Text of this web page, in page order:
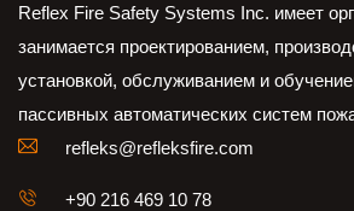
Reflex Fire Safety Systems Inc. имеет
занимается проектированием,
установкой, обслуживанием и
пассивных автоматических систем
refleks@refleksfire.com
+90 216 469 10 78